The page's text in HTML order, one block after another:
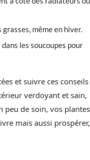
même en hiver.
les soucoupes pour
et suivre ces conseils
verdoyant et sain,
peu de soin, vos plantes
mais aussi prospérer,